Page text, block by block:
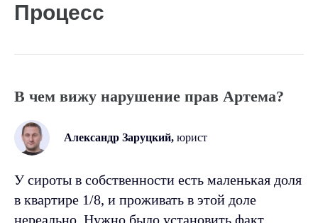
Процесс
В чем вижу нарушение прав Артема?
Александр Заруцкий, юрист
У сироты в собственности есть маленькая доля
в квартире 1/8, и проживать в этой доле
нереально. Нужно было установить факт